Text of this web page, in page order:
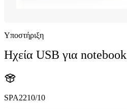
Υποστήριξη
Ηχεία USB για notebook
SPA2210/10